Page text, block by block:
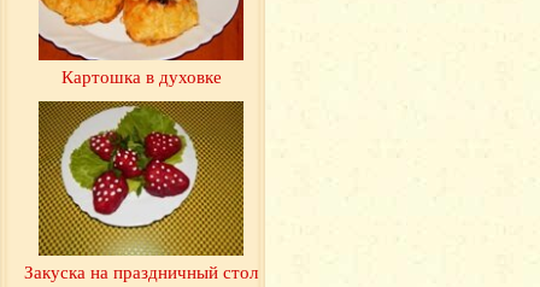
Картошка в духовке
Закуска на праздничный стол